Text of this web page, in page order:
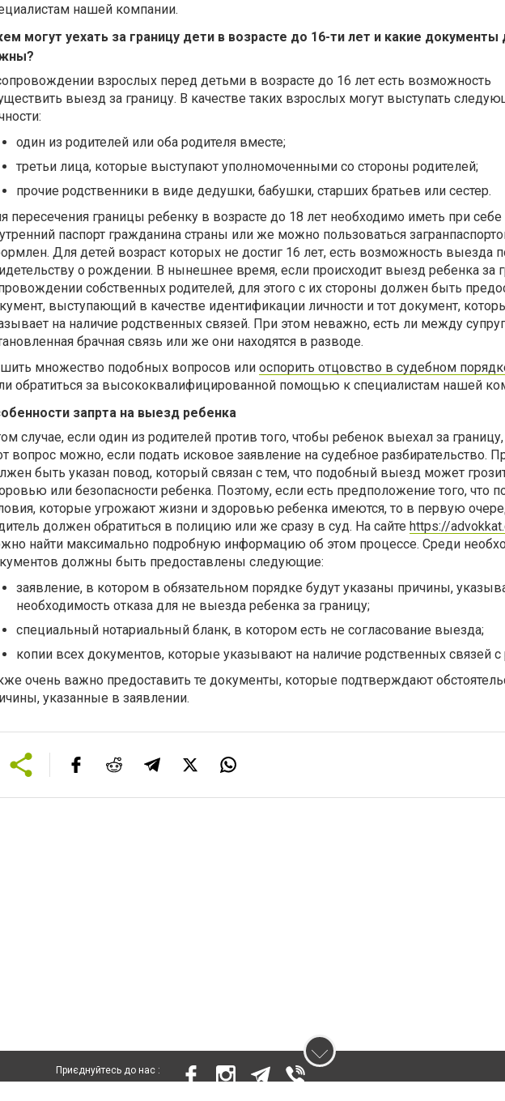
нашей компании.
могут уехать за границу дети в возрасте до 16-ти лет и какие документы
взрослых перед детьми в возрасте до 16 лет есть возможность
выезд за границу. В качестве таких взрослых могут выступать
один из родителей или оба родителя вместе;
третьи лица, которые выступают уполномоченными со стороны родителей;
прочие родственники в виде дедушки, бабушки, старших братьев или сестер.
пересечения границы ребенку в возрасте до 18 лет необходимо иметь при себе
паспорт гражданина страны или же можно пользоваться
Для детей возраст которых не достиг 16 лет, есть возможность выезда
о рождении. В нынешнее время, если происходит выезд ребенка за
собственных родителей, для этого с их стороны должен быть
выступающий в качестве идентификации личности и тот документ,
на наличие родственных связей. При этом неважно, есть ли между
брачная связь или же они находятся в разводе.
множество подобных вопросов или оспорить отцовство в судебном
обратиться за высококвалифицированной помощью к специалистам нашей
запрта на выезд ребенка
случае, если один из родителей против того, чтобы ребенок выехал за
вопрос можно, если подать исковое заявление на судебное разбирательство.
быть указан повод, который связан с тем, что подобный выезд может
или безопасности ребенка. Поэтому, если есть предположение того, что
которые угрожают жизни и здоровью ребенка имеются, то в первую
должен обратиться в полицию или же сразу в суд. На сайте https://
найти максимально подробную информацию об этом процессе. Среди
должны быть предоставлены следующие:
заявление, в котором в обязательном порядке будут указаны причины,
необходимость отказа для не выезда ребенка за границу;
специальный нотариальный бланк, в котором есть не согласование выезда;
копии всех документов, которые указывают на наличие родственных связей
очень важно предоставить те документы, которые подтверждают
указанные в заявлении.
Приєднуйтесь до нас :